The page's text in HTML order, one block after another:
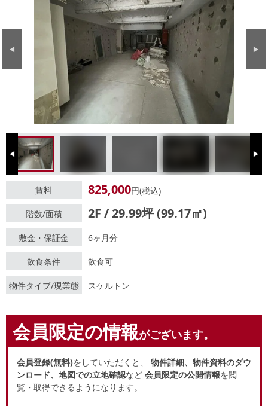
Previous Next
Previous Next
賃料 825,000円(税込)
階数/面積 2F / 29.99坪 (99.17㎡)
敷金・保証金 6ヶ月分
飲食条件 飲食可
物件タイプ/現業態 スケルトン
会員限定の情報がございます。
会員登録(無料)をしていただくと、 物件詳細、物件資料のダウ
ンロード、地図での立地確認など 会員限定の公開情報を閲
覧・取得できるようになります。